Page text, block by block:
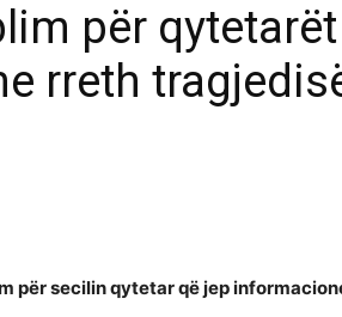
për
rreth
për secilin qytetar që jep